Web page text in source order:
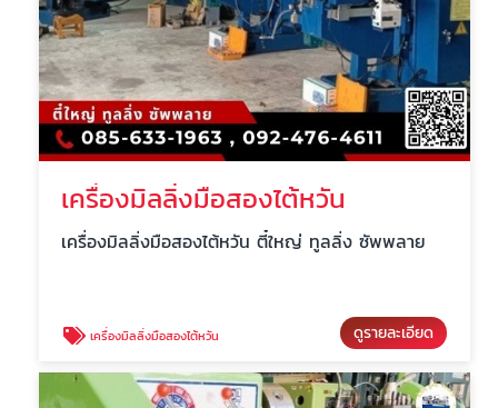
เครื่องมิลลิ่งมือสองไต้หวัน
เครื่องมิลลิ่งมือสองไต้หวัน ตี๋ใหญ่ ทูลลิ่ง ซัพพลาย
เครื่องมิลลิ่งมือสองไต้หวัน ดูรายละเอียด